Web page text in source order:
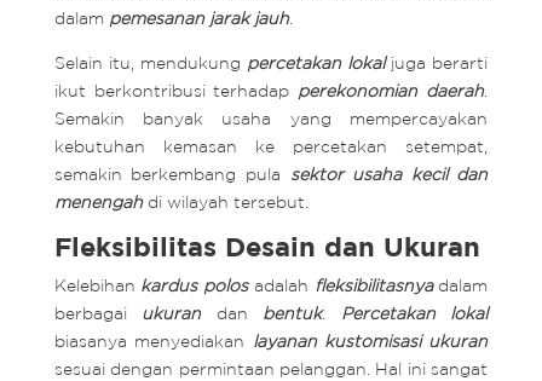
dalam pemesanan jarak jauh.
Selain itu, mendukung percetakan lokaljuga berarti
ikut berkontribusi terhadap perekonomian daerah.
Semakin banyak usaha yang mempercayakan
kebutuhan kemasan ke percetakan setempat,
semakin berkembang pula sektor usaha kecil dan
menengahdi wilayah tersebut.
Fleksibilitas Desain dan Ukuran
Kelebihan kardus polosadalah fleksibilitasnyadalam
berbagai ukurandan bentuk. Percetakan lokal
biasanya menyediakan layanan kustomisasi ukuran
sesuai dengan permintaan pelanggan. Hal ini sangat